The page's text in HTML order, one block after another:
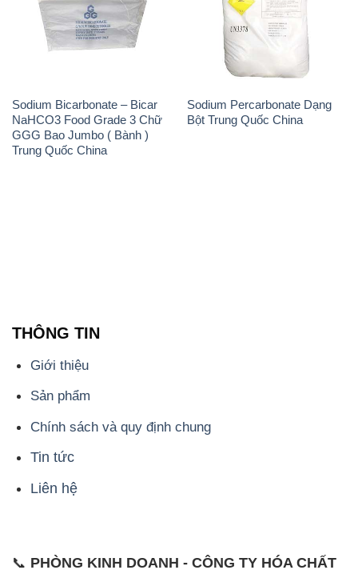
Sodium Bicarbonate – Bicar
NaHCO3 Food Grade 3 Chữ
GGG Bao Jumbo ( Bành )
Trung Quốc China
Sodium Percarbonate Dạng
Bột Trung Quốc China
THÔNG TIN
Giới thiệu
Sản phẩm
Chính sách và quy định chung
Tin tức
Liên hệ
📞 PHÒNG KINH DOANH - CÔNG TY HÓA CHẤT